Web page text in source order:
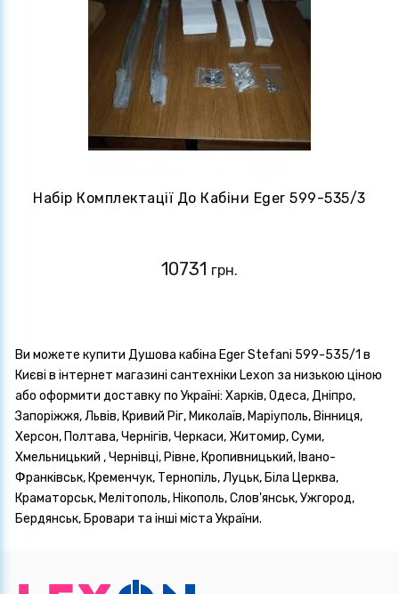
Набір Комплектації До Кабіни Eger 599-535/3
10731 грн.
Ви можете купити Душова кабіна Eger Stefani 599-535/1 в
Києві в інтернет магазині сантехніки Lexon за низькою ціною
або оформити доставку по Україні: Харків, Одеса, Дніпро,
Запоріжжя, Львів, Кривий Ріг, Миколаїв, Маріуполь, Вінниця,
Херсон, Полтава, Чернігів, Черкаси, Житомир, Суми,
Хмельницький , Чернівці, Рівне, Кропивницький, Івано-
Франківськ, Кременчук, Тернопіль, Луцьк, Біла Церква,
Краматорськ, Мелітополь, Нікополь, Слов'янськ, Ужгород,
Бердянськ, Бровари та інші міста України.